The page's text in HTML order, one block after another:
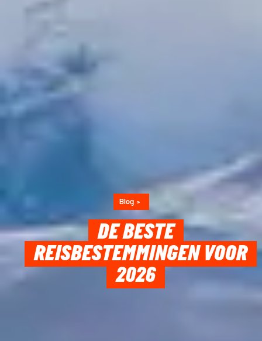
Blog
DE BESTE
REISBESTEMMINGEN VOOR
2026